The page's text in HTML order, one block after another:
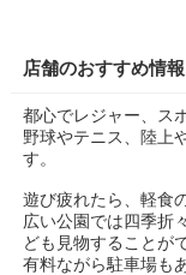
店舗のおすすめ情報
都心でレジャー、ス
野球やテニス、陸上
す。
遊び疲れたら、軽食
広い公園では四季折
ども見物することが
有料ながら駐車場も